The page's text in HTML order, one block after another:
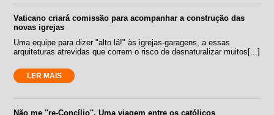
Vaticano criará comissão para acompanhar a construção das
novas igrejas
Uma equipe para dizer "alto lá!" às igrejas-garagens, a essas
arquiteturas atrevidas que correm o risco de desnaturalizar muitos[...]
LER MAIS
Não me ''re-Concílio''. Uma viagem entre os católicos